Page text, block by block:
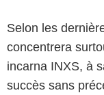
Selon les
concentrera
incarna INXS, à
succès sans